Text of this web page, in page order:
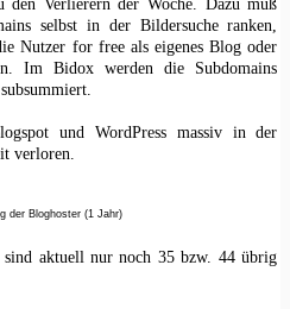
selbst in der Bildersuche ranken,
Nutzer for free als eigenes Blog oder
Im Bidox werden die Subdomains
und WordPress massiv in der
verloren.
der Bloghoster (1 Jahr)
aktuell nur noch 35 bzw. 44 übrig